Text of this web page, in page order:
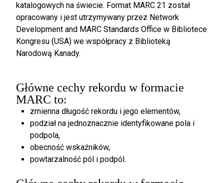
katalogowych na świecie. Format MARC 21 został
opracowany i jest utrzymywany przez Network
Development and MARC Standards Office w Bibliotece
Kongresu (USA) we współpracy z Biblioteką
Narodową Kanady.
Główne cechy rekordu w formacie
MARC to:
zmienna długość rekordu i jego elementów,
podział na jednoznacznie identyfikowane pola i
podpola,
obecność wskaźników,
powtarzalność pól i podpól.